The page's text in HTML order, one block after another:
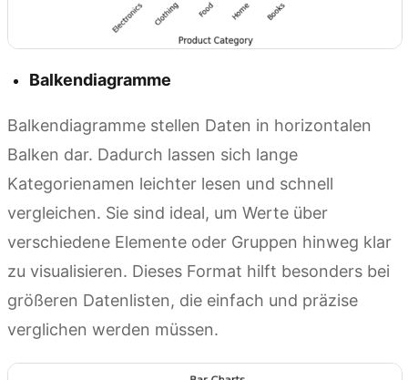
Balkendiagramme
Balkendiagramme stellen Daten in horizontalen
Balken dar. Dadurch lassen sich lange
Kategorienamen leichter lesen und schnell
vergleichen. Sie sind ideal, um Werte über
verschiedene Elemente oder Gruppen hinweg klar
zu visualisieren. Dieses Format hilft besonders bei
größeren Datenlisten, die einfach und präzise
verglichen werden müssen.